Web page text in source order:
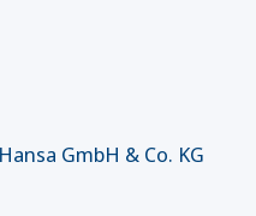
GmbH & Co. KG